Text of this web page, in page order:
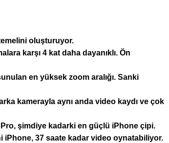
oluşturuyor.
karşı 4 kat daha dayanıklı. Ön
en yüksek zoom aralığı. Sanki
kamerayla aynı anda video kaydı ve çok
şimdiye kadarki en güçlü iPhone çipi.
iPhone, 37 saate kadar video oynatabiliyor.